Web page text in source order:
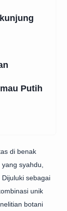
Putih
di benak
syahdu,
sebagai
unik
botani